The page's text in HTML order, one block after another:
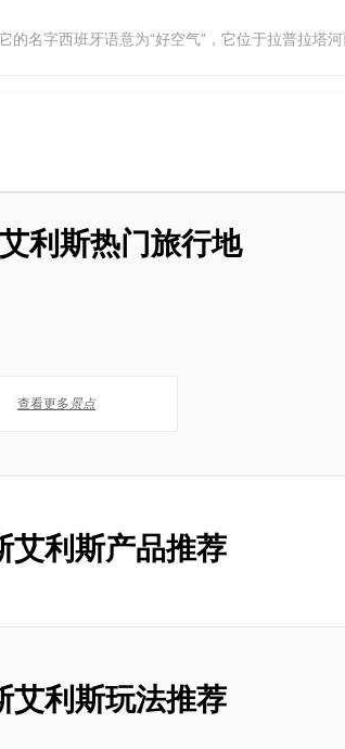
的名字西班牙语意为“好空气”，它位于拉普拉塔
利斯热门旅行地
查看更多 景点
艾利斯产品推荐
艾利斯玩法推荐